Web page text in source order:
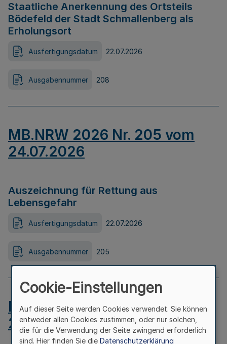
Staatliche Anerkennung des Ortsteils
Bödefeld der Stadt Schmallenberg als
Erholungsort
Ausfertigungsdatum 22.07.2026
Ausgabennummer 208
MB.NRW 2026 Nr. 205 vom
24.07.2026
Auszeichnung für Rettung aus
Lebensgefahr
Ausfertigungsdatum 22.07.2026
Ausgabennummer 205
MB.NRW 2026 Nr. 204 vom
24.07.2026
Cookie-Einstellungen
Auf dieser Seite werden Cookies verwendet. Sie können
entweder allen Cookies zustimmen, oder nur solchen,
die für die Verwendung der Seite zwingend erforderlich
sind. Hier finden Sie die Datenschutzerklärung